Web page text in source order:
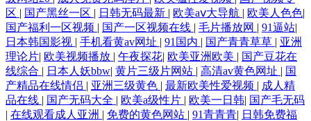
区 | 国产黑丝一区 | 日韩无码最新 | 欧美aⅴ大导航 | 欧美人色色|
国产福利一区视频 | 国产一区视频在线 | 毛片播放网 | 91逼站|
日本韩国影视 | 手机看黄av网址 | 91国内 | 国产青青草草 | 亚洲
理论片| 欧美视频播放 | 午夜探花| 欧美亚洲欧美 | 国产豆花在
线综合 | 日本人妖bbw| 黄片三级片网站 | 高清av黄色网址 | 国
产精品在线情侣 | 亚洲三级黄色 | 最新欧美性爱视频 | 成人精
品在线 | 国产无码大全 | 欧美a级性片 | 欧美一日韩| 国产毛无码
| 在线观看成人亚洲 | 免费的黄色网站 | 91青青青| 日韩免费福